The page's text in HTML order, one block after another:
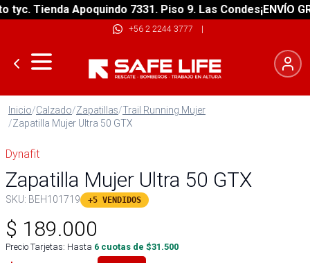
Tienda Apoquindo 7331. Piso 9. Las Condes¡ENVÍO
+56 2 2244 3777 |
Inicio/Calzado/Zapatillas/Trail Running Mujer
/Zapatilla Mujer Ultra 50 GTX
Dynafit
Zapatilla Mujer Ultra 50 GTX
SKU: BEH101719 +5 VENDIDOS
$ 189.000
Precio Tarjetas: Hasta 6 cuotas de $31.500